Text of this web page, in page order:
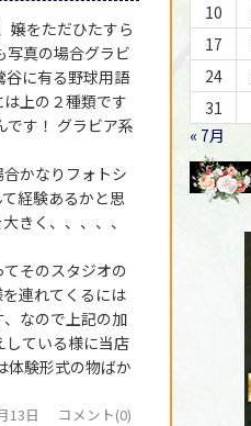
嬢をただひたすら
写真の場合グラビ
谷に有る野球用語
上の２種類です
す！ グラビア系
かなりフォトシ
経験あるかと思
きく、、、、、
そのスタジオの
連れてくるには
なので上記の加
している様に当店
体験形式の物ばか
13日 コメント(0)
10
17
24
31
« 7月